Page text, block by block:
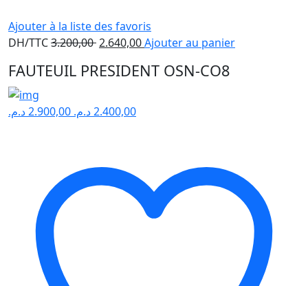
Ajouter à la liste des favoris
DH/TTC3.200,00 Le
initial
3.200,00 .
2.640,00Le
actuel
Ajouter au panier
FAUTEUIL PRESIDENT OSN-CO8
2.900,00د.م. 2.400,00د.م.